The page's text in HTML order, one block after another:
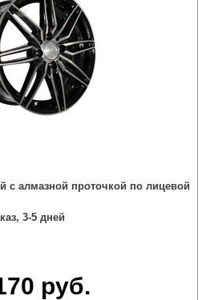
с алмазной проточкой по лицевой
3-5 дней
руб.